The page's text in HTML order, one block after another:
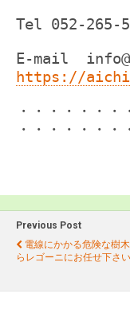
Tel 052-265-
E-mail
https://
・・・・・・・
・・・・・・・
Previous Post
電線にかかる危険な樹
らレゴーニにお任せ下さい